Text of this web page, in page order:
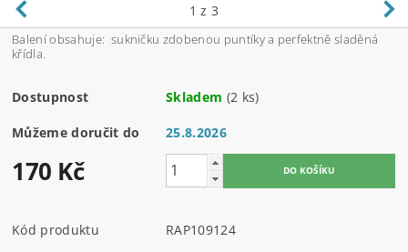
1 z 3
Balení obsahuje: sukničku zdobenou puntíky a perfektně sladěná
křídla.
Dostupnost Skladem (2 ks)
Můžeme doručit do 25.8.2026
170 Kč
Kód produktu
RAP109124